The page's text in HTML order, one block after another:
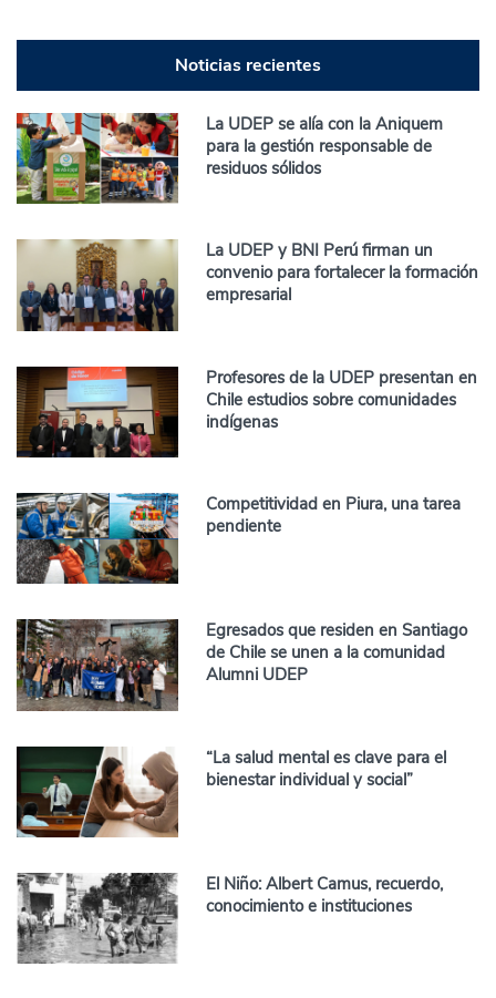
Noticias recientes
La UDEP se alía con la Aniquem
para la gestión responsable de
residuos sólidos
La UDEP y BNI Perú firman un
convenio para fortalecer la formación
empresarial
Profesores de la UDEP presentan en
Chile estudios sobre comunidades
indígenas
Competitividad en Piura, una tarea
pendiente
Egresados que residen en Santiago
de Chile se unen a la comunidad
Alumni UDEP
“La salud mental es clave para el
bienestar individual y social”
El Niño: Albert Camus, recuerdo,
conocimiento e instituciones